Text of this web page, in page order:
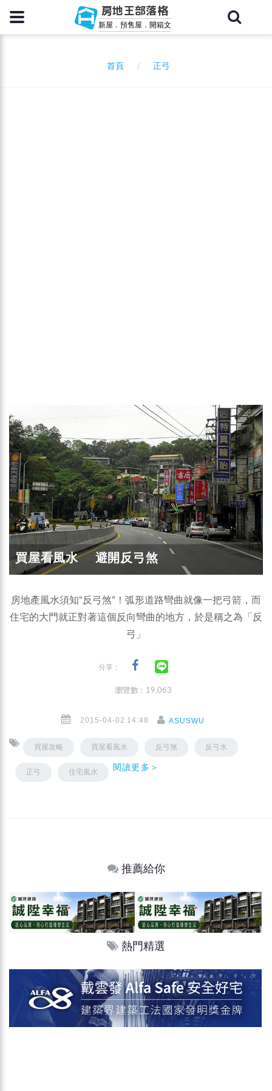
房地王部落格
新屋．預售屋．開箱文
首頁 正弓
買屋看風水 避開反弓煞
房地產風水須知“反弓煞”！弧形道路彎曲就像一把弓箭，而
住宅的大門就正對著這個反向彎曲的地方，於是稱之為「反
弓」
分享：
瀏覽數 : 19,063
2015-04-02 14:48 ASUSWU
買屋攻略 買屋看風水 反弓煞 反弓水
正弓 住宅風水 閱讀更多＞
推薦給你
熱門精選